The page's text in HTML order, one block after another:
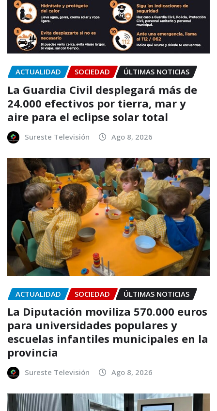
ACTUALIDAD SOCIEDAD ÚLTIMAS NOTICIAS
La Guardia Civil desplegará más de
24.000 efectivos por tierra, mar y
aire para el eclipse solar total
Sureste Televisión Ago 8, 2026
ACTUALIDAD SOCIEDAD ÚLTIMAS NOTICIAS
La Diputación moviliza 570.000 euros
para universidades populares y
escuelas infantiles municipales en la
provincia
Sureste Televisión Ago 8, 2026